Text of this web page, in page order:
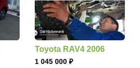
Toyota RAV4 2006
1 045 000